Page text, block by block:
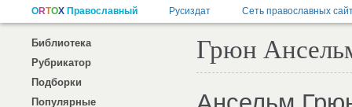
Библиотека
Рубрикатор
Подборки
Популярные
Грюн